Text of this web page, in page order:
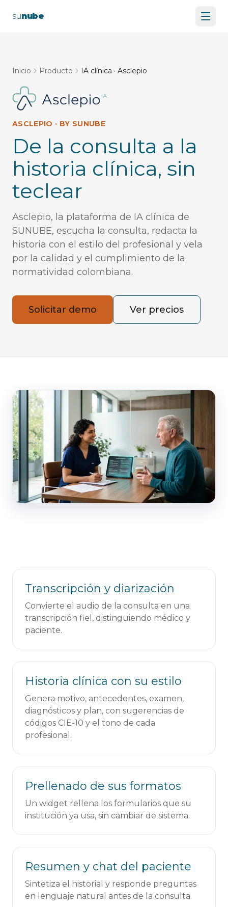
sunube
Inicio Producto IA clínica · Asclepio
ASCLEPIO · BY SUNUBE
De la consulta a la
historia clínica, sin
teclear
Asclepio, la plataforma de IA clínica de
SUNUBE, escucha la consulta, redacta la
historia con el estilo del profesional y vela
por la calidad y el cumplimiento de la
normatividad colombiana.
Solicitar demo Ver precios
Transcripción y diarización
Convierte el audio de la consulta en una
transcripción fiel, distinguiendo médico y
paciente.
Historia clínica con su estilo
Genera motivo, antecedentes, examen,
diagnósticos y plan, con sugerencias de
códigos CIE-10 y el tono de cada
profesional.
Prellenado de sus formatos
Un widget rellena los formularios que su
institución ya usa, sin cambiar de sistema.
Resumen y chat del paciente
Sintetiza el historial y responde preguntas
en lenguaje natural antes de la consulta.